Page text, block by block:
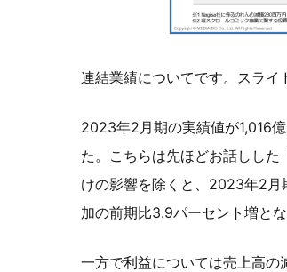
連結業績についてです。スライ
2023年2月期の実績値が1,016
た。こちらは先ほどお話しし
けの影響を除くと、2023年2
加の前期比3.9パーセント増とな
一方で利益については売上高